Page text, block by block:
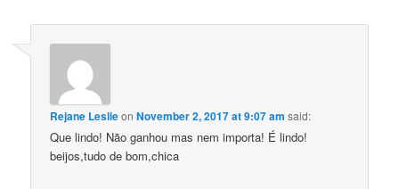
Rejane LeslieonNovember 2, 2017 at 9:07 am said:
Que lindo! Não ganhou mas nem importa! É lindo!
beijos,tudo de bom,chica